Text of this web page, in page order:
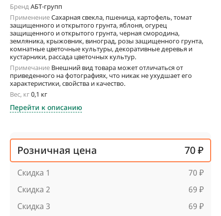
БрендАБТ-групп
ПрименениеСахарная свекла, пшеница, картофель, томат
защищенного и открытого грунта, яблоня, огурец
защищенного и открытого грунта, черная смородина,
земляника, крыжовник, виноград, розы защищенного грунта,
комнатные цветочные культуры, декоративные деревья и
кустарники, рассада цветочных культур.
Примечание Внешний вид товара может отличаться от
приведенного на фотографиях, что никак не ухудшает его
характеристики, свойства и качество.
Вес, кг0,1 кг
Перейти к описанию
Розничная цена 70 ₽
Скидка 1
70 ₽
Скидка 2
69 ₽
Скидка 3
69 ₽